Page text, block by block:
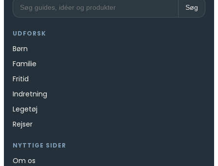
Søg
UDFORSK
Børn
Familie
Fritid
Indretning
Legetøj
Rejser
NYTTIGE SIDER
Om os